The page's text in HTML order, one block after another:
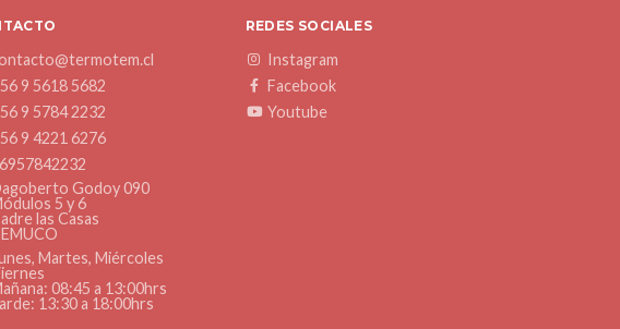
9 5618 5682
9 5784 2232
9 4221 6276
Godoy 090
5 y 6
las Casas
Martes, Miércoles
08:45 a 13:00hrs
13:30 a 18:00hrs
REDES SOCIALES
Instagram
Facebook
Youtube